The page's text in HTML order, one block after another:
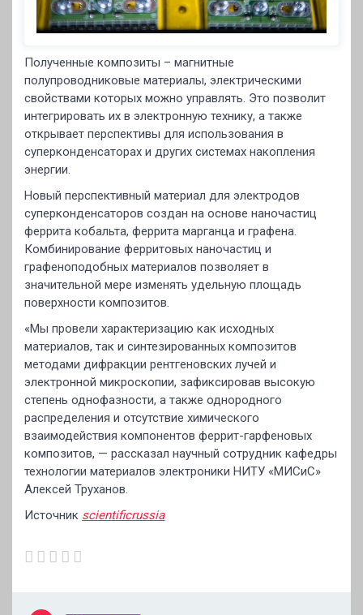
Полученные композиты – магнитные
полупроводниковые материалы, электрическими
свойствами которых можно управлять. Это позволит
интегрировать их в электронную технику, а также
открывает перспективы для использования в
суперконденсаторах и других системах накопления
энергии.
Новый перспективный материал для электродов
суперконденсаторов создан на основе наночастиц
феррита кобальта, феррита марганца и графена.
Комбинирование ферритовых наночастиц и
графеноподобных материалов позволяет в
значительной мере изменять удельную площадь
поверхности композитов.
«Мы провели характеризацию как исходных
материалов, так и синтезированных композитов
методами дифракции рентгеновских лучей и
электронной микроскопии, зафиксировав высокую
степень однофазности, а также однородного
распределения и отсутствие химического
взаимодействия компонентов феррит-гарфеновых
композитов, — рассказал научный сотрудник кафедры
технологии материалов электроники НИТУ «МИСиС»
Алексей Труханов.
Источник scientificrussia